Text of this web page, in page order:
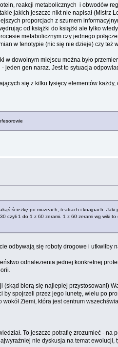
reakcji metabolicznych i obwodów
jakich jeszcze nikt nie napisał (Mistrz
proporcjach z szumem
od książki do książki ale tylko
metabolicznym czy jednego
w fenotypie (nic się nie dzieje) czy
dowolnym miejscu można było
gen naraz. Jest to sytuacja
się z kilku tysięcy elementów
ścieżkę po muzeach, teatrach i knajpach.
czyli 1 do 1 z 60 zerami. 1 z 60 zerami wg wiki
odbywają się roboty drogowe i utkwiłby
odnalezienia jednej konkretnej
(skąd biorą się najlepiej przystosowani)
spojrzeli przez jego lunetę, wielu po
Ziemi, która jest centrum
To jeszcze potrafię zrozumieć -
nie dyskusja na temat ewolucji,